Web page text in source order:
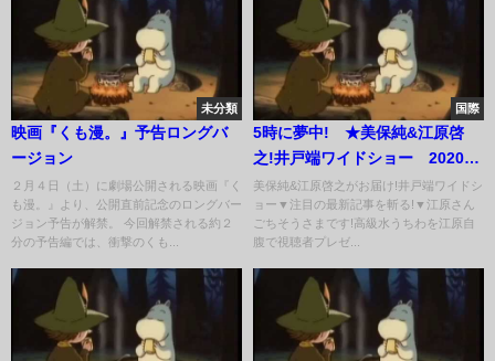
未分類
映画『くも漫。』予告ロングバ
ージョン
２月４日（土）に劇場公開される映画『く
も漫。』より、公開直前記念のロングバー
ジョン予告が解禁。 今回解禁される約２
分の予告編では、衝撃のくも...
国際
5時に夢中! ★美保純&江原啓
之!井戸端ワイドショー 2020年
8月5日
美保純&江原啓之がお届け!井戸端ワイドシ
ョー▼注目の最新記事を斬る!▼江原さん
ごちそうさまです!高級水うちわを江原自
腹で視聴者プレゼ...